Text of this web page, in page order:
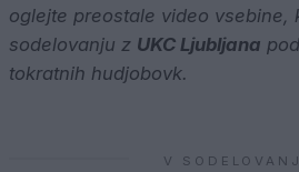
oglejte preostale video vsebine,
sodelovanju z UKC Ljubljana
tokratnih hudjobovk.
V